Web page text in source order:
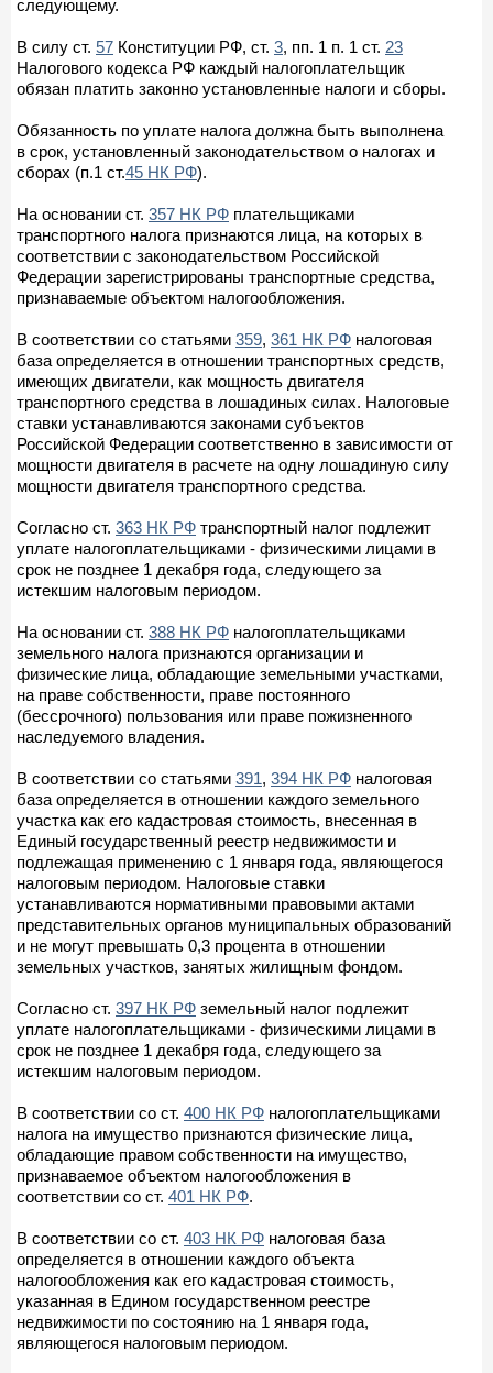
следующему.
В силу ст. 57 Конституции РФ, ст. 3, пп. 1 п. 1 ст. 23
Налогового кодекса РФ каждый налогоплательщик
обязан платить законно установленные налоги и сборы.
Обязанность по уплате налога должна быть выполнена
в срок, установленный законодательством о налогах и
сборах (п.1 ст.45 НК РФ).
На основании ст. 357 НК РФ плательщиками
транспортного налога признаются лица, на которых в
соответствии с законодательством Российской
Федерации зарегистрированы транспортные средства,
признаваемые объектом налогообложения.
В соответствии со статьями 359, 361 НК РФ налоговая
база определяется в отношении транспортных средств,
имеющих двигатели, как мощность двигателя
транспортного средства в лошадиных силах. Налоговые
ставки устанавливаются законами субъектов
Российской Федерации соответственно в зависимости от
мощности двигателя в расчете на одну лошадиную силу
мощности двигателя транспортного средства.
Согласно ст. 363 НК РФ транспортный налог подлежит
уплате налогоплательщиками - физическими лицами в
срок не позднее 1 декабря года, следующего за
истекшим налоговым периодом.
На основании ст. 388 НК РФ налогоплательщиками
земельного налога признаются организации и
физические лица, обладающие земельными участками,
на праве собственности, праве постоянного
(бессрочного) пользования или праве пожизненного
наследуемого владения.
В соответствии со статьями 391, 394 НК РФ налоговая
база определяется в отношении каждого земельного
участка как его кадастровая стоимость, внесенная в
Единый государственный реестр недвижимости и
подлежащая применению с 1 января года, являющегося
налоговым периодом. Налоговые ставки
устанавливаются нормативными правовыми актами
представительных органов муниципальных образований
и не могут превышать 0,3 процента в отношении
земельных участков, занятых жилищным фондом.
Согласно ст. 397 НК РФ земельный налог подлежит
уплате налогоплательщиками - физическими лицами в
срок не позднее 1 декабря года, следующего за
истекшим налоговым периодом.
В соответствии со ст. 400 НК РФ налогоплательщиками
налога на имущество признаются физические лица,
обладающие правом собственности на имущество,
признаваемое объектом налогообложения в
соответствии со ст. 401 НК РФ.
В соответствии со ст. 403 НК РФ налоговая база
определяется в отношении каждого объекта
налогообложения как его кадастровая стоимость,
указанная в Едином государственном реестре
недвижимости по состоянию на 1 января года,
являющегося налоговым периодом.